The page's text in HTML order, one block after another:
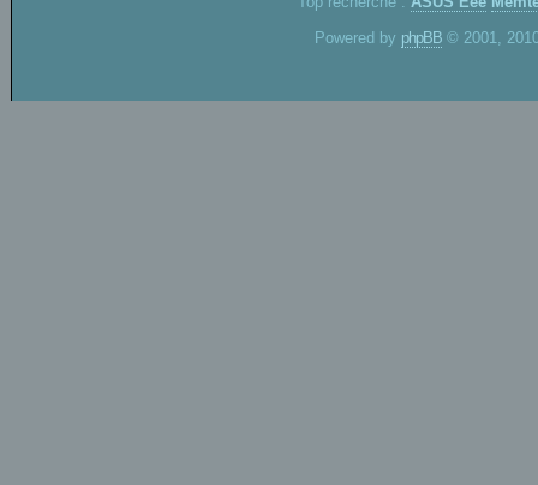
Powered by phpBB © 2001,